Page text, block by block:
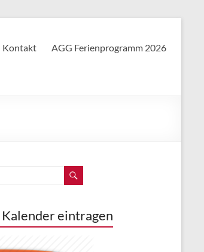
Kontakt AGG Ferienprogramm 2026
eintragen